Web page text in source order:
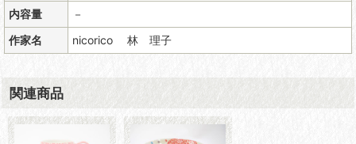
内容量
－
作家名
nicorico 林 理子
関連商品